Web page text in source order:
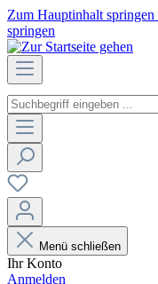
Zum Hauptinhalt springen
springen
Menü schließen
Ihr Konto
Anmelden